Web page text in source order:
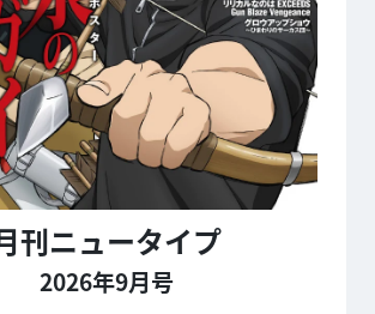
刊ニュータイプ
2026年9月号